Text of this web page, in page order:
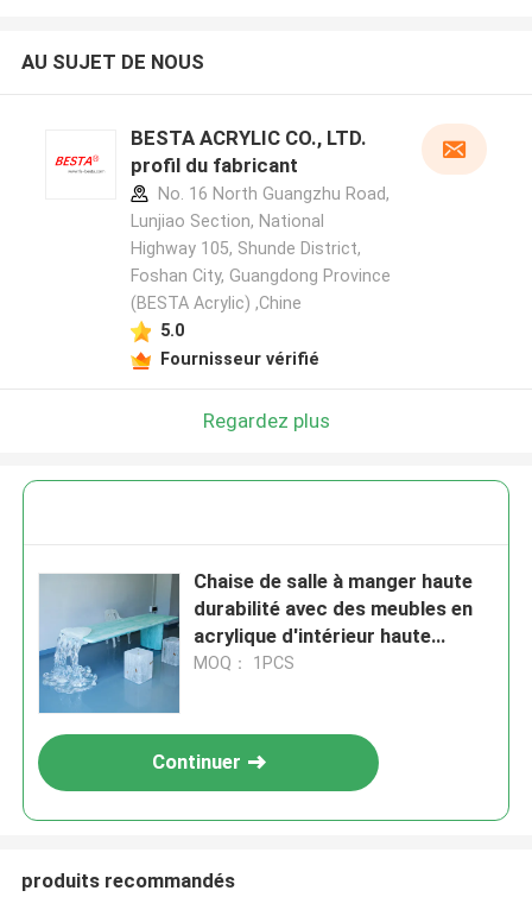
AU SUJET DE NOUS
BESTA ACRYLIC CO., LTD.
profil du fabricant
No. 16 North Guangzhu Road,
Lunjiao Section, National
Highway 105, Shunde District,
Foshan City, Guangdong Province
(BESTA Acrylic) ,Chine
5.0
Fournisseur vérifié
Regardez plus
Chaise de salle à manger haute
durabilité avec des meubles en
acrylique d'intérieur haute
durabilité
MOQ： 1PCS
Continuer
produits recommandés